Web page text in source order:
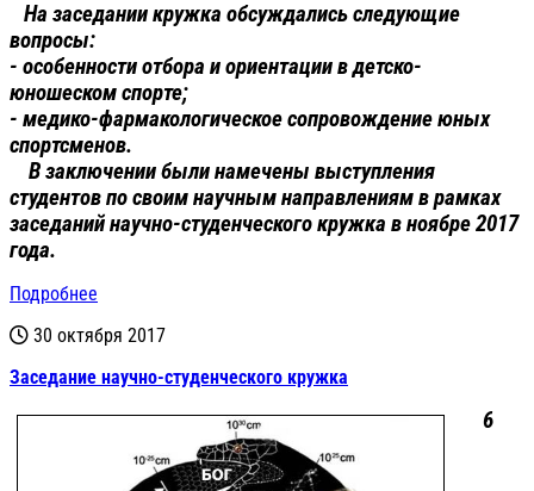
На заседании кружка обсуждались следующие
вопросы:
- особенности отбора и ориентации в детско-
юношеском спорте;
- медико-фармакологическое сопровождение юных
спортсменов.
В заключении были намечены выступления
студентов по своим научным направлениям в рамках
заседаний научно-студенческого кружка в ноябре 2017
года.
Подробнее
30 октября 2017
Заседание научно-студенческого кружка
6